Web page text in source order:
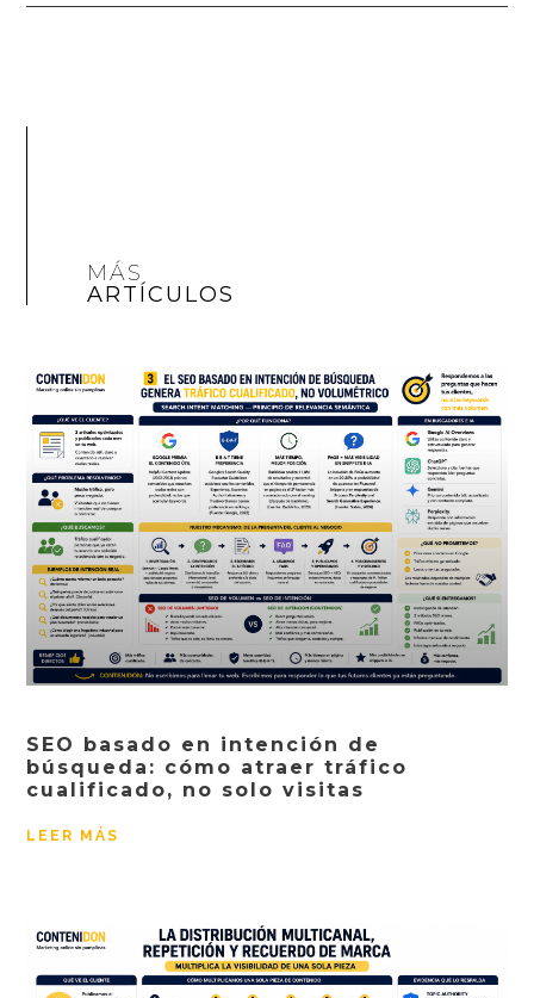
MÁS
ARTÍCULOS
SEO basado en intención de
búsqueda: cómo atraer tráfico
cualificado, no solo visitas
LEER MÁS